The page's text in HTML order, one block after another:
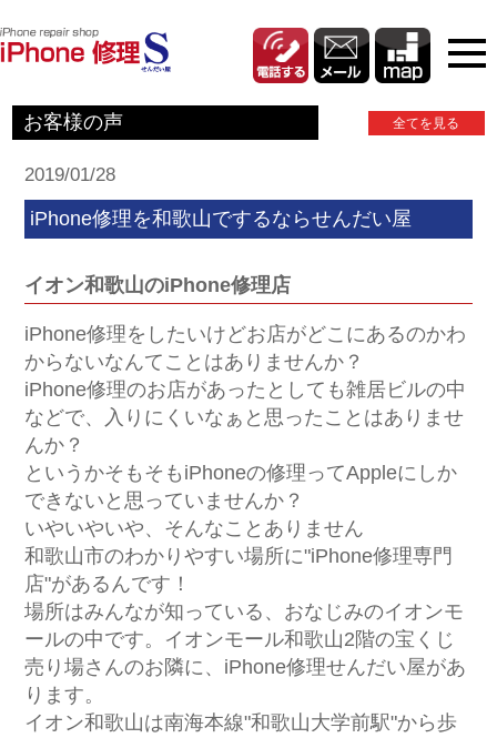
お客様の声 全てを見る
2019/01/28
iPhone修理を和歌山でするならせんだい屋
イオン和歌山のiPhone修理店
iPhone修理をしたいけどお店がどこにあるのかわ
からないなんてことはありませんか？
iPhone修理のお店があったとしても雑居ビルの中
などで、入りにくいなぁと思ったことはありませ
んか？
というかそもそもiPhoneの修理ってAppleにしか
できないと思っていませんか？
いやいやいや、そんなことありません
和歌山市のわかりやすい場所に"iPhone修理専門
店"があるんです！
場所はみんなが知っている、おなじみのイオンモ
ールの中です。イオンモール和歌山2階の宝くじ
売り場さんのお隣に、iPhone修理せんだい屋があ
ります。
イオン和歌山は南海本線"和歌山大学前駅"から歩